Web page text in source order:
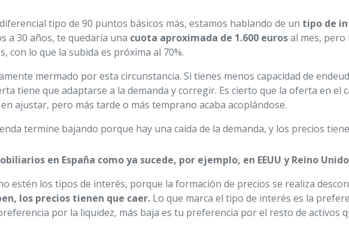
tipo de 90 puntos básicos más, estamos hablando de un tipo de
a 30 años, te quedaría una cuota aproximada de 1.600 eurosal mes, pero
con lo que la subida es próxima al 70%.
mermado por esta circunstancia. Si tienes menos capacidad de
tiene que adaptarse a la demanda y corregir. Es cierto que la oferta en el
ajustar, pero más tarde o más temprano acaba acoplándose.
termine bajando porque hay una caída de la demanda, y los precios
en España como ya sucede, por ejemplo, en EEUU y Reino
estén los tipos de interés, porque la formación de precios se realiza
los precios tienen que caer. Lo que marca el tipo de interés es la
por la liquidez, más baja es tu preferencia por el resto de activos